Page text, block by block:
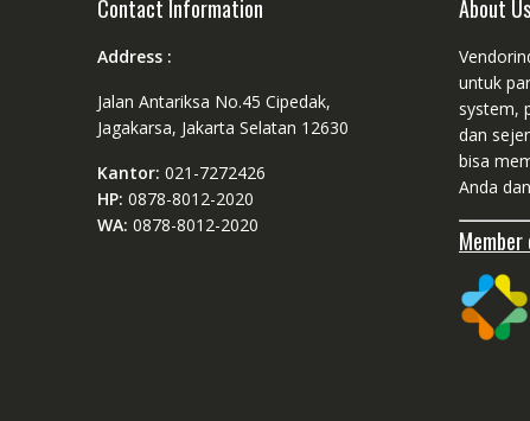
Contact Information
Address :
Jalan Antariksa No.45 Cipedak,
Jagakarsa, Jakarta Selatan 12630
Kantor: 021-7272426
HP: 0878-8012-2020
WA: 0878-8012-2020
About Us
untuk
system,
dan
bisa
Anda